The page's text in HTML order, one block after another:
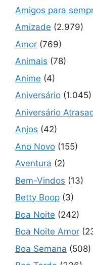
Amigos para
Amizade (2.979)
Amor (769)
Animais (78)
Anime (4)
Aniversário (1.045)
Aniversário
Anjos (42)
Ano Novo (155)
Aventura (2)
Bem-Vindos (13)
Betty Boop (3)
Boa Noite (242)
Boa Noite Amor
Boa Semana (508)